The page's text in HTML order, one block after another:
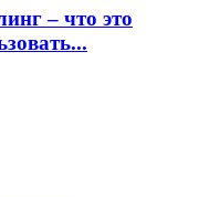
– что это